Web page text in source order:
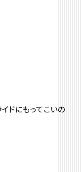
ドにもってこいの